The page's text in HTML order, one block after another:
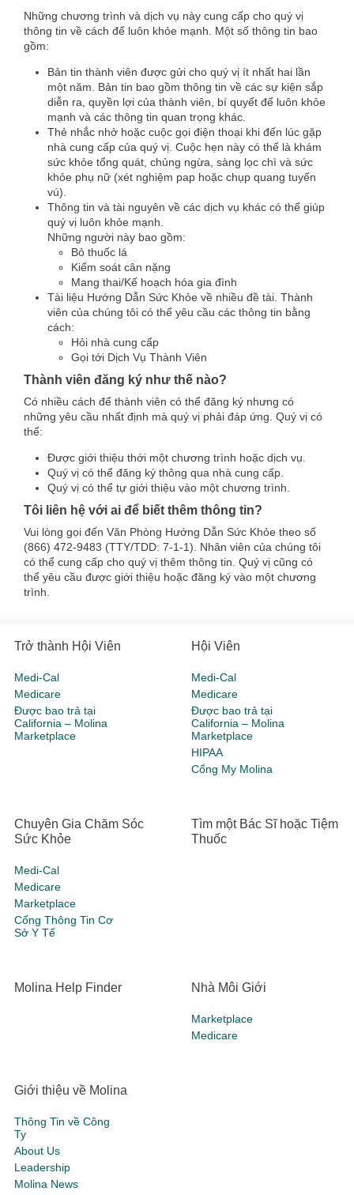
Những chương trình và dịch vụ này cung cấp cho quý vị
thông tin về cách để luôn khỏe mạnh. Một số thông tin bao
gồm:
Bản tin thành viên được gửi cho quý vị ít nhất hai lần
một năm. Bản tin bao gồm thông tin về các sự kiện sắp
diễn ra, quyền lợi của thành viên, bí quyết để luôn khỏe
mạnh và các thông tin quan trọng khác.
Thẻ nhắc nhở hoặc cuộc gọi điện thoại khi đến lúc gặp
nhà cung cấp của quý vị. Cuộc hẹn này có thể là khám
sức khỏe tổng quát, chủng ngừa, sàng lọc chì và sức
khỏe phụ nữ (xét nghiệm pap hoặc chụp quang tuyến
vú).
Thông tin và tài nguyên về các dịch vụ khác có thể giúp
quý vị luôn khỏe mạnh.
Những người này bao gồm:
Bỏ thuốc lá
Kiểm soát cân nặng
Mang thai/Kế hoạch hóa gia đình
Tài liệu Hướng Dẫn Sức Khỏe về nhiều đề tài. Thành
viên của chúng tôi có thể yêu cầu các thông tin bằng
cách:
Hỏi nhà cung cấp
Gọi tới Dịch Vụ Thành Viên
Thành viên đăng ký như thế nào?
Có nhiều cách để thành viên có thể đăng ký nhưng có
những yêu cầu nhất định mà quý vị phải đáp ứng. Quý vị có
thể:
Được giới thiệu thới một chương trình hoặc dịch vụ.
Quý vị có thể đăng ký thông qua nhà cung cấp.
Quý vị có thể tự giới thiệu vào một chương trình.
Tôi liên hệ với ai để biết thêm thông tin?
Vui lòng gọi đến Văn Phòng Hướng Dẫn Sức Khỏe theo số
(866) 472-9483 (TTY/TDD: 7-1-1). Nhân viên của chúng tôi
có thể cung cấp cho quý vị thêm thông tin. Quý vị cũng có
thể yêu cầu được giới thiệu hoặc đăng ký vào một chương
trình.
Trở thành Hội Viên
Medi-Cal
Medicare
Được bao trả tại
California – Molina
Marketplace
Hội Viên
Medi-Cal
Medicare
Được bao trả tại
California – Molina
Marketplace
HIPAA
Cổng My Molina
Chuyên Gia Chăm Sóc
Sức Khỏe
Medi-Cal
Medicare
Marketplace
Cổng Thông Tin Cơ
Sở Y Tế
Tìm một Bác Sĩ hoặc Tiệm
Thuốc
Molina Help Finder Nhà Môi Giới
Marketplace
Medicare
Giới thiệu về Molina
Thông Tin về Công
Ty
About Us
Leadership
Molina News